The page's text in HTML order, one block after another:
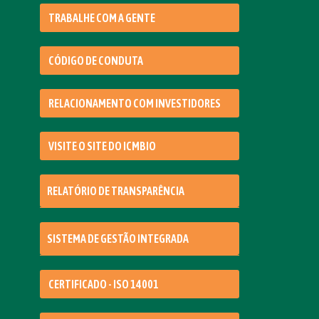
TRABALHE COM A GENTE
CÓDIGO DE CONDUTA
RELACIONAMENTO COM INVESTIDORES
VISITE O SITE DO ICMBIO
RELATÓRIO DE TRANSPARÊNCIA
SISTEMA DE GESTÃO INTEGRADA
CERTIFICADO - ISO 14001